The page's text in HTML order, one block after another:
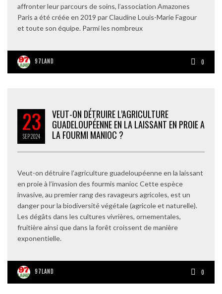
affronter leur parcours de soins, l’association Amazones
Paris a été créée en 2019 par Claudine Louis-Marie Fagour
et toute son équipe. Parmi les nombreux
97LAND 0
23
SEP2024
VEUT-ON DÉTRUIRE L’AGRICULTURE
GUADELOUPÉENNE EN LA LAISSANT EN PROIE A
LA FOURMI MANIOC ?
Veut-on détruire l’agriculture guadeloupéenne en la laissant
en proie à l’invasion des fourmis manioc Cette espèce
invasive, au premier rang des ravageurs agricoles, est un
danger pour la biodiversité végétale (agricole et naturelle).
Les dégâts dans les cultures vivrières, ornementales,
fruitière ainsi que dans la forêt croissent de manière
exponentielle.
97LAND 0